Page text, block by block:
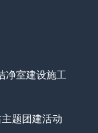
净室建设施工
题团建活动